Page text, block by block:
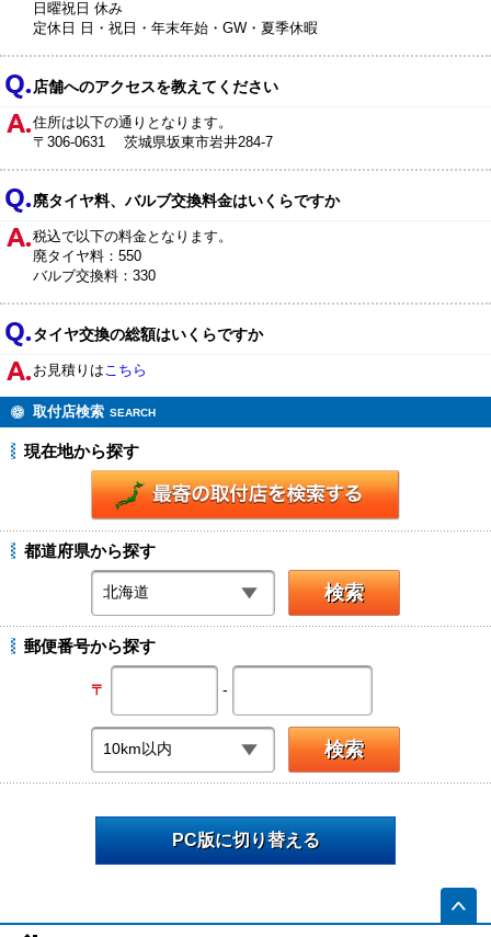
日曜祝日 休み
定休日 日・祝日・年末年始・GW・夏季休暇
店舗へのアクセスを教えてください
住所は以下の通りとなります。
〒306-0631 茨城県坂東市岩井284-7
廃タイヤ料、バルブ交換料金はいくらですか
税込で以下の料金となります。
廃タイヤ料：550
バルブ交換料：330
タイヤ交換の総額はいくらですか
お見積りはこちら
取付店検索 SEARCH
現在地から探す
都道府県から探す
郵便番号から探す
〒 -
PC版に切り替える